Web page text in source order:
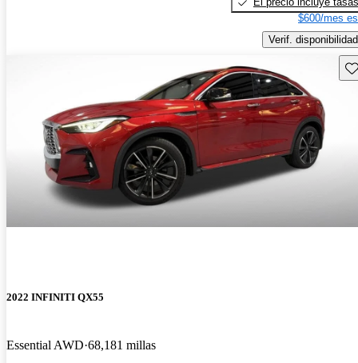
$600/mes
Verif. disponibilidad
2022 INFINITI QX55
Essential AWD 68,181 millas